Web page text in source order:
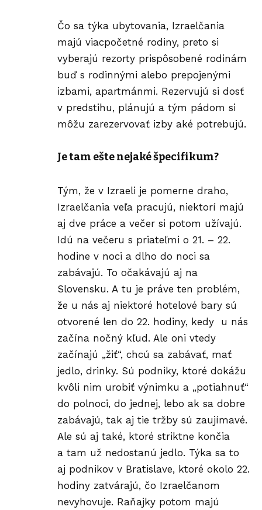
Čo sa týka ubytovania, Izraelčania
majú viacpočetné rodiny, preto si
vyberajú rezorty prispôsobené rodinám
buď s rodinnými alebo prepojenými
izbami, apartmánmi. Rezervujú si dosť
v predstihu, plánujú a tým pádom si
môžu zarezervovať izby aké potrebujú.
Je tam ešte nejaké špecifikum?
Tým, že v Izraeli je pomerne draho,
Izraelčania veľa pracujú, niektorí majú
aj dve práce a večer si potom užívajú.
Idú na večeru s priateľmi o 21. – 22.
hodine v noci a dlho do noci sa
zabávajú. To očakávajú aj na
Slovensku. A tu je práve ten problém,
že u nás aj niektoré hotelové bary sú
otvorené len do 22. hodiny, kedy u nás
začína nočný kľud. Ale oni vtedy
začínajú „žiť“, chcú sa zabávať, mať
jedlo, drinky. Sú podniky, ktoré dokážu
kvôli nim urobiť výnimku a „potiahnuť“
do polnoci, do jednej, lebo ak sa dobre
zabávajú, tak aj tie tržby sú zaujímavé.
Ale sú aj také, ktoré striktne končia
a tam už nedostanú jedlo. Týka sa to
aj podnikov v Bratislave, ktoré okolo 22.
hodiny zatvárajú, čo Izraelčanom
nevyhovuje. Raňajky potom majú